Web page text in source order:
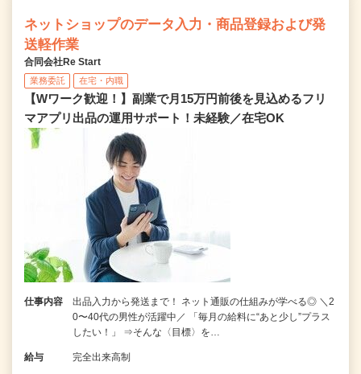
ネットショップのデータ入力・商品登録および発
送軽作業
合同会社Re Start
業務委託 在宅・内職
【Wワーク歓迎！】副業で月15万円前後を見込めるフリ
マアプリ出品の運用サポート！未経験／在宅OK
仕事内容
出品入力から発送まで！ ネット通販の仕組みが学べる◎ ＼2
0〜40代の男性が活躍中／ 「毎月の給料に“あと少し”プラス
したい！」 ⇒そんな〈目標〉を…
給与 完全出来高制